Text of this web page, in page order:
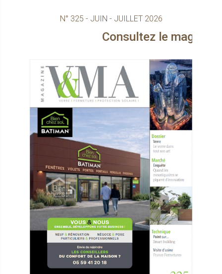
N° 325 - JUIN - JUILLET 2026
Consultez le magazine